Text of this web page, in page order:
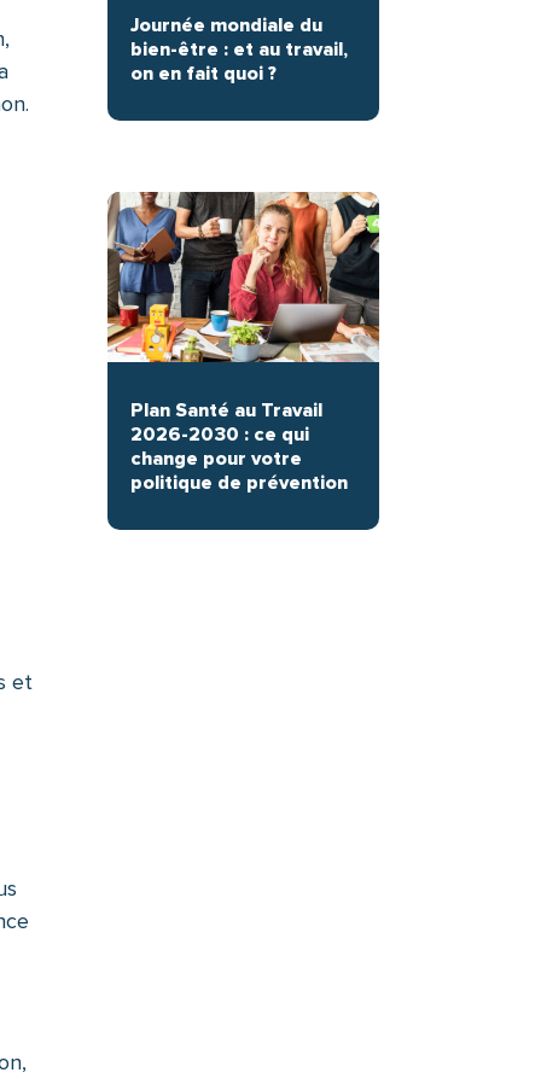
et
Journée mondiale du
bien-être : et au travail,
on en fait quoi ?
Plan Santé au Travail
2026-2030 : ce qui
change pour votre
politique de prévention